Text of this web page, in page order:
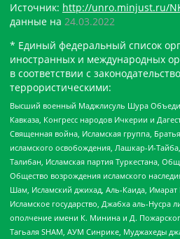
Источник: http://unro.minjust.ru/
данные на 24.03.2022
* Единый федеральный список
иностранных и международных
в соответствии с
террористическими:
Высший военный Маджлисуль Шура
Кавказа, Конгресс народов Ичкерии и
Священная война, Исламская группа,
исламского освобождения, Лашкар-И-
Талибан, Исламская партия Туркестана,
Общество возрождения исламского
Шам, Исламский джихад, Аль-Каида, Имарат
Исламское государство, Джабха аль-
ополчение имени К. Минина и Д.
Тагьаля SHAM, АУМ Синрике, Муджахеды